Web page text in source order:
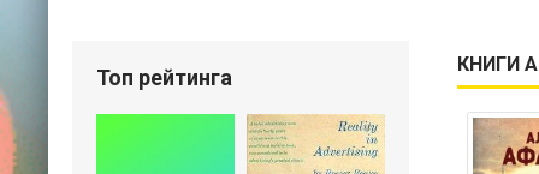
КНИГИ
Топ рейтинга